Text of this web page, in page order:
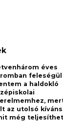
éves
feleségül
a haldokló
az utolsó
még